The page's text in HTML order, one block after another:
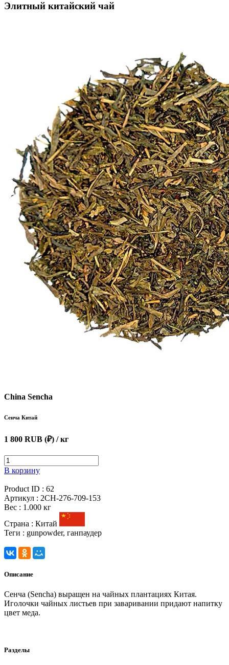
Элитный китайский чай
China Sencha
Сенча Китай
1 800 RUB (₽) / кг
В корзину
Product ID : 62
Артикул : 2CH-276-709-153
Вес : 1.000 кг
Страна : Китай
Теги : gunpowder, ганпаудер
Описание
Сенча (Sencha) выращен на чайных плантациях Китая.
Иголочки чайных листьев при заваривании придают напитку
цвет меда.
Разделы